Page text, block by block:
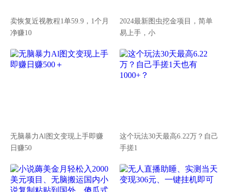
卖恢复近视教程1单59.9，1个月
净赚10
2024最新图虫挖金项目，简单
易上手，小
无脑暴力Al图文变现上手即赚
日赚50
这个玩法30天最高6.22万？自己
手搓1